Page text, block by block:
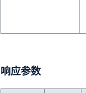
响应参数